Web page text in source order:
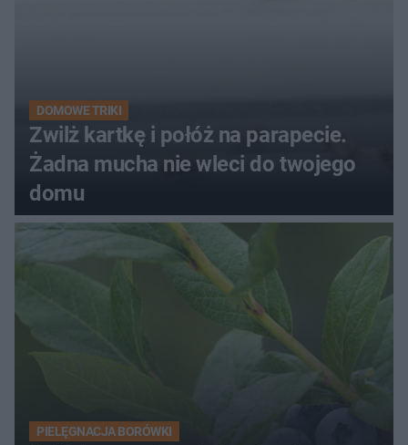
DOMOWE TRIKI
Zwilż kartkę i połóż na parapecie.
Żadna mucha nie wleci do twojego
domu
PIELĘGNACJA BORÓWKI